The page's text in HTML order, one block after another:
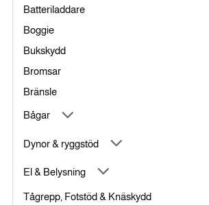
Batteriladdare
Boggie
Bukskydd
Bromsar
Bränsle
Bågar
Dynor & ryggstöd
El & Belysning
Tågrepp, Fotstöd & Knäskydd